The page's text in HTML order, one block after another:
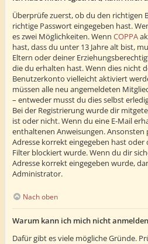
Überprüfe zuerst, ob du den richtigen
richtige Passwort eingegeben hast.
es zwei Möglichkeiten. Wenn COPPA
hast, dass du unter 13 Jahre alt bist,
Eltern oder deiner
die du erhalten hast. Wenn dies nicht
Benutzerkonto vielleicht aktiviert
müssen alle neu angemeldeten
– entweder musst du dies selbst
Bei der Registrierung wurde dir
ist oder nicht. Wenn du eine E-Mail
enthaltenen Anweisungen. Ansonsten
Adresse korrekt eingegeben hast oder
Filter blockiert wurde. Wenn du dir
Adresse korrekt eingegeben wurde,
Administrator.
Nach oben
Warum kann ich mich nicht
Dafür gibt es viele mögliche Gründe.